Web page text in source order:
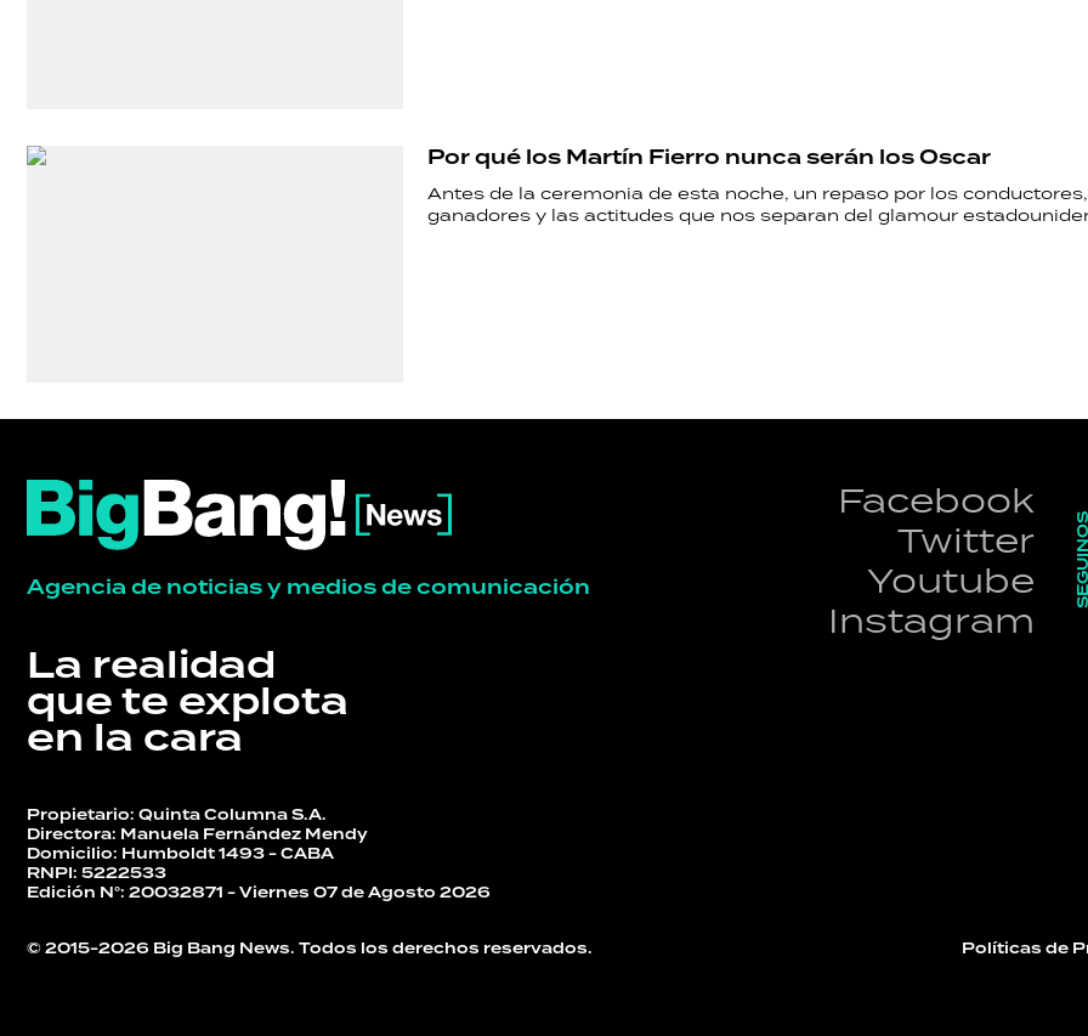
Por qué los Martín Fierro nunca serán los Oscar
Antes de la ceremonia de esta noche, un repaso por los
ganadores y las actitudes que nos separan del glamour
Agencia de noticias y medios de comunicación
La realidad
que te explota
en la cara
Facebook
Twitter
Youtube
Instagram
SEGUINOS
Propietario: Quinta Columna S.A.
Directora: Manuela Fernández Mendy
Domicilio: Humboldt 1493 - CABA
RNPI: 5222533
Edición N°: 20032871 - Viernes 07 de Agosto 2026
© 2015-2026 Big Bang News. Todos los derechos reservados. Políticas de